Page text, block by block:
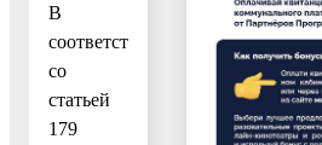
В
соответствии
со
статьей
179